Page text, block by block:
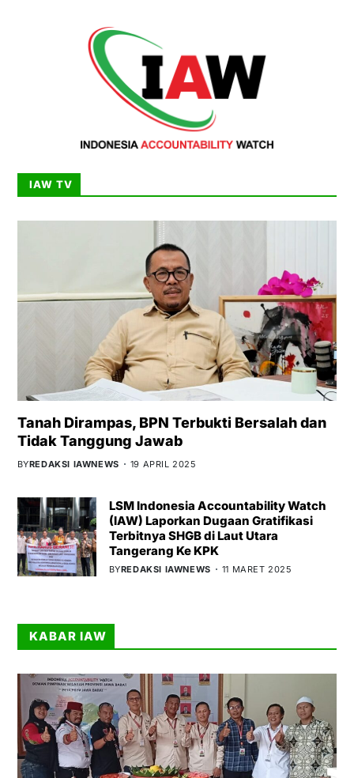
IAW TV
Tanah Dirampas, BPN Terbukti Bersalah dan
Tidak Tanggung Jawab
BYREDAKSI IAWNEWS 19 APRIL 2025
LSM Indonesia Accountability Watch
(IAW) Laporkan Dugaan Gratifikasi
Terbitnya SHGB di Laut Utara
Tangerang Ke KPK
BYREDAKSI IAWNEWS 11 MARET 2025
KABAR IAW